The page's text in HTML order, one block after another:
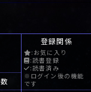
登録関係
:お気に入り
:読書登録
:読書済み
※ログイン後の機能
です